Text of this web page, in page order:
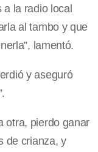
a la radio local
al tambo y que
lamentó.
y aseguró
otra, pierdo ganar
de crianza, y